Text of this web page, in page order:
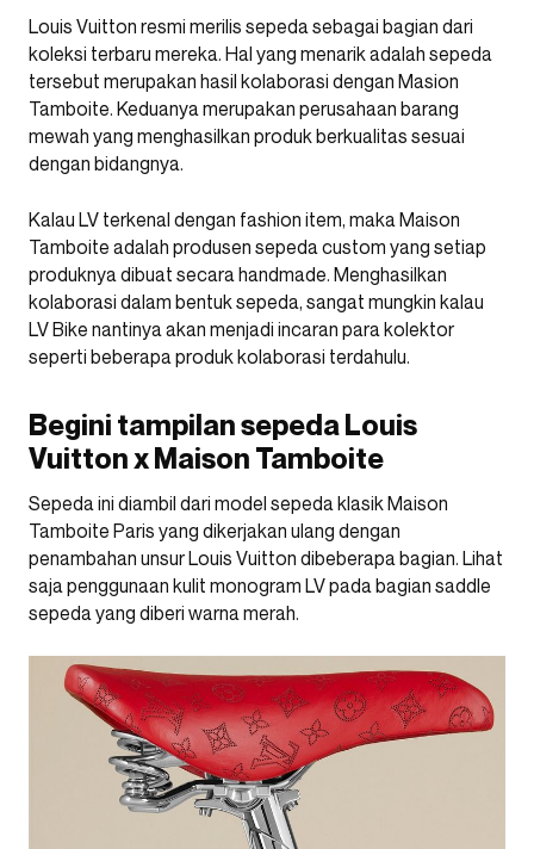
Louis Vuitton resmi merilis sepeda sebagai bagian dari
koleksi terbaru mereka. Hal yang menarik adalah sepeda
tersebut merupakan hasil kolaborasi dengan Masion
Tamboite. Keduanya merupakan perusahaan barang
mewah yang menghasilkan produk berkualitas sesuai
dengan bidangnya.
Kalau LV terkenal dengan fashion item, maka Maison
Tamboite adalah produsen sepeda custom yang setiap
produknya dibuat secara handmade. Menghasilkan
kolaborasi dalam bentuk sepeda, sangat mungkin kalau
LV Bike nantinya akan menjadi incaran para kolektor
seperti beberapa produk kolaborasi terdahulu.
Begini tampilan sepeda Louis
Vuitton x Maison Tamboite
Sepeda ini diambil dari model sepeda klasik Maison
Tamboite Paris yang dikerjakan ulang dengan
penambahan unsur Louis Vuitton dibeberapa bagian. Lihat
saja penggunaan kulit monogram LV pada bagian saddle
sepeda yang diberi warna merah.